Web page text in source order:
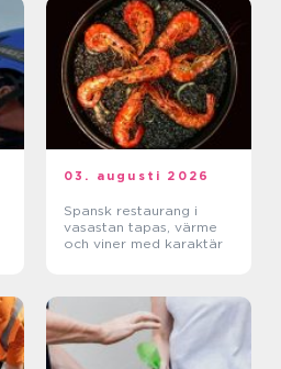
03. augusti 2026
Spansk restaurang i
vasastan tapas, värme
och viner med karaktär